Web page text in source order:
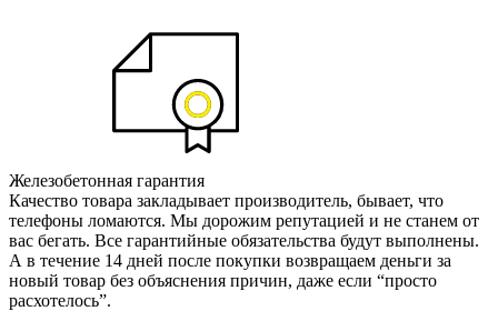
Железобетонная гарантия
Качество товара закладывает производитель, бывает, что
телефоны ломаются. Мы дорожим репутацией и не станем от
вас бегать. Все гарантийные обязательства будут выполнены.
А в течение 14 дней после покупки возвращаем деньги за
новый товар без объяснения причин, даже если “просто
расхотелось”.